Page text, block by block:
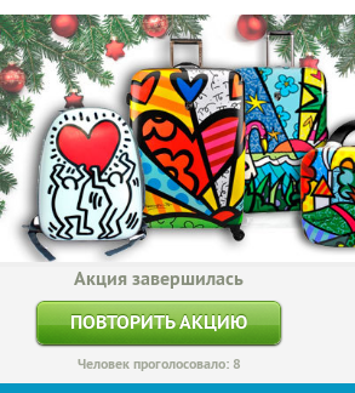
Акция завершилась
ПОВТОРИТЬ АКЦИЮ
Человек проголосовало: 8